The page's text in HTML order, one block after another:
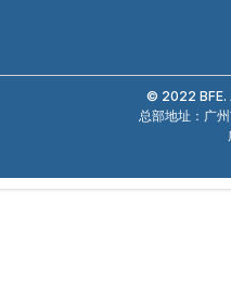
© 2022
总部地址：广